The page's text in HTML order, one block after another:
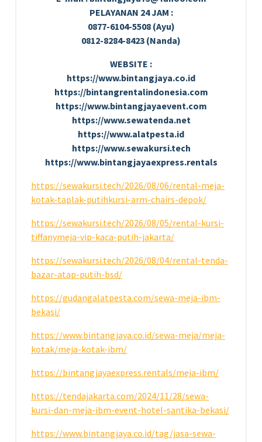
PELAYANAN 24 JAM :
0877-6104-5508 (Ayu)
0812-8284-8423 (Nanda)
WEBSITE :
https://www.bintangjaya.co.id
https://bintangrentalindonesia.com
https://www.bintangjayaevent.com
https://www.sewatenda.net
https://www.alatpesta.id
https://www.sewakursi.tech
https://www.bintangjayaexpress.rentals
https://sewakursi.tech/2026/08/06/rental-meja-
kotak-taplak-putihkursi-arm-chairs-depok/
https://sewakursi.tech/2026/08/05/rental-kursi-
tiffanymeja-vip-kaca-putih-jakarta/
https://sewakursi.tech/2026/08/04/rental-tenda-
bazar-atap-putih-bsd/
https://gudangalatpesta.com/sewa-meja-ibm-
bekasi/
https://www.bintangjaya.co.id/sewa-meja/meja-
kotak/meja-kotak-ibm/
https://bintangjayaexpress.rentals/meja-ibm/
https://tendajakarta.com/2024/11/28/sewa-
kursi-dan-meja-ibm-event-hotel-santika-bekasi/
https://www.bintangjaya.co.id/tag/jasa-sewa-